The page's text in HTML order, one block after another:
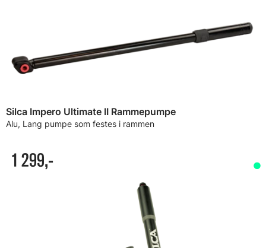
Silca Impero Ultimate II Rammepumpe
Alu, Lang pumpe som festes i rammen
1 299,-